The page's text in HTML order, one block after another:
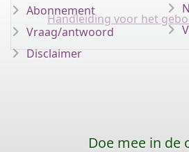
Handleiding voor het
Abonnement
Vraag/antwoord
Disclaimer
Doe mee in de